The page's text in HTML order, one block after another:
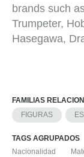
brands such
Trumpeter,
Hasegawa,
FAMILIAS
FIGURAS
TAGS AGRUPADOS
Nacionalidad